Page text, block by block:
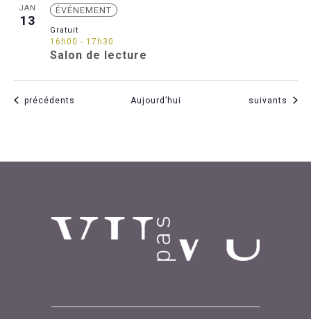
JAN
13
Salon de lecture
ÉVÉNEMENT
16h00 - 17h30
Gratuit
Évènements
précédents Aujourd’hui Évènements
suivants